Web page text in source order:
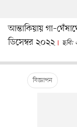
আন্তাকিয়ায়
ডিসেম্বর ২০২২